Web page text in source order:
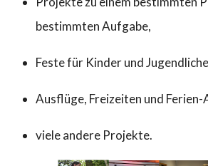
bestimmten Aufgabe,
Feste für Kinder und
Ausflüge, Freizeiten und
viele andere Projekte.